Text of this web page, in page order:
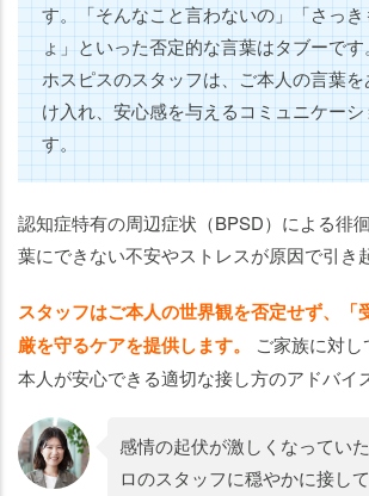
す。「そんなこと言わないの」「さっ
ょ」といった否定的な言葉はタブーです
ホスピスのスタッフは、ご本人の言葉
け入れ、安心感を与えるコミュニケー
す。
認知症特有の周辺症状（BPSD）による徘
葉にできない不安やストレスが原因で引き
スタッフはご本人の世界観を否定せず、「
厳を守るケアを提供します。
ご家族に対
本人が安心できる適切な接し方のアドバイ
感情の起伏が激しくなってい
ロのスタッフに穏やかに接し